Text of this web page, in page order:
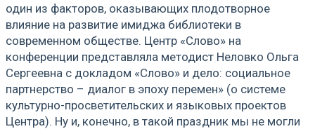
один из факторов, оказывающих плодотворное
влияние на развитие имиджа библиотеки в
современном обществе. Центр «Слово» на
конференции представляла методист Неловко Ольга
Сергеевна с докладом «Слово» и дело: социальное
партнерство – диалог в эпоху перемен» (о системе
культурно-просветительских и языковых проектов
Центра). Ну и, конечно, в такой праздник мы не могли